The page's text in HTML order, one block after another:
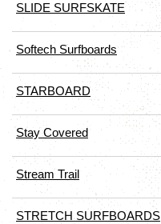
SLIDE SURFSKATE
Softech Surfboards
STARBOARD
Stay Covered
Stream Trail
STRETCH SURFBOARDS